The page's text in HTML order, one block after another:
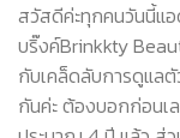
สวัสดีค่ะทุกคนวันนี้แ
บริ๊งค์Brinkkty
กับเคล็ดลับการดูแล
กันค่ะ ต้องบอกก่อนเ